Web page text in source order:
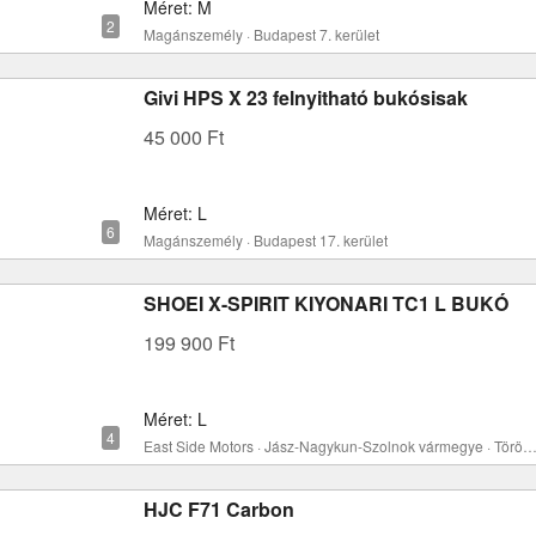
Méret: M
Magánszemély · Budapest 7. kerület
Givi HPS X 23 felnyitható bukósisak
45 000 Ft
Méret: L
Magánszemély · Budapest 17. kerület
SHOEI X-SPIRIT KIYONARI TC1 L BUKÓ
199 900 Ft
Méret: L
HJC F71 Carbon